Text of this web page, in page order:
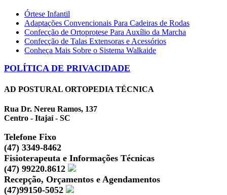
Órtese Infantil
Adaptações Convencionais Para Cadeiras de Rodas
Confecção de Ortoprotese Para Auxílio da Marcha
Confecção de Talas Extensoras e Acessórios
Conheça Mais Sobre o Sistema Walkaide
POLÍTICA DE PRIVACIDADE
AD POSTURAL ORTOPEDIA TÉCNICA
Rua Dr. Nereu Ramos, 137
Centro - Itajaí - SC
Telefone Fixo
(47) 3349-8462
Fisioterapeuta e Informações Técnicas
(47) 99220.8612
Recepção, Orçamentos e Agendamentos
(47)99150-5052